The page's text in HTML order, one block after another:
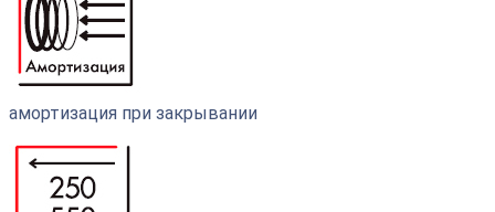
амортизация при закрывании